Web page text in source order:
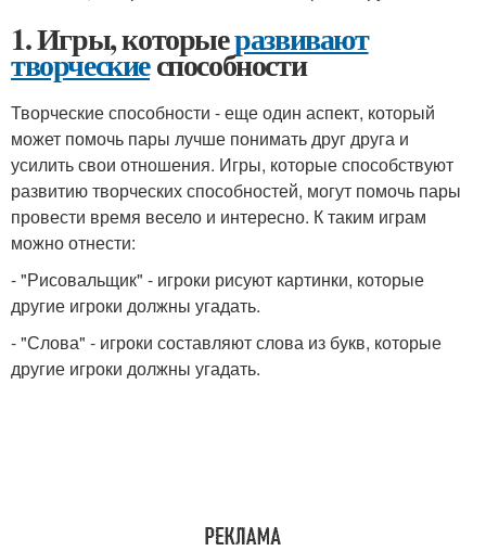
1. Игры, которыеразвивают
творческиеспособности
Творческие способности - еще один аспект, который
может помочь пары лучше понимать друг друга и
усилить свои отношения. Игры, которые способствуют
развитию творческих способностей, могут помочь пары
провести время весело и интересно. К таким играм
можно отнести:
- "Рисовальщик" - игроки рисуют картинки, которые
другие игроки должны угадать.
- "Слова" - игроки составляют слова из букв, которые
другие игроки должны угадать.